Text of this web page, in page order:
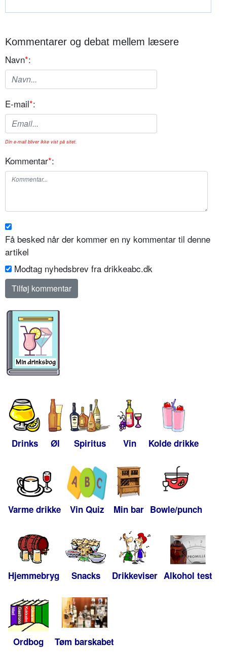
Kommentarer og debat mellem læsere
Navn*:
E-mail*:
Din e-mail bliver ikke vist på sitet.
Kommentar*:
Få besked når der kommer en ny kommentar til denne
artikel
Modtag nyhedsbrev fra drikkeabc.dk
Drinks Øl Spiritus Vin Kolde drikke
Varme drikke Vin Quiz Min bar Bowle/punch
Hjemmebryg Snacks Drikkeviser Alkohol test
Ordbog Tøm barskabet